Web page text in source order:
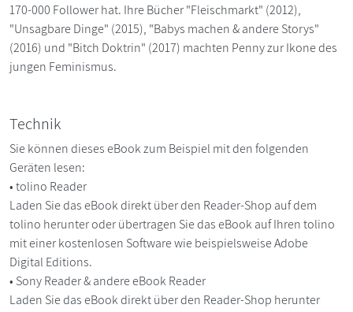
170-000 Follower hat. Ihre Bücher "Fleischmarkt" (2012),
"Unsagbare Dinge" (2015), "Babys machen & andere Storys"
(2016) und "Bitch Doktrin" (2017) machten Penny zur Ikone des
jungen Feminismus.
Technik
Sie können dieses eBook zum Beispiel mit den folgenden
Geräten lesen:
• tolino Reader
Laden Sie das eBook direkt über den Reader-Shop auf dem
tolino herunter oder übertragen Sie das eBook auf Ihren tolino
mit einer kostenlosen Software wie beispielsweise Adobe
Digital Editions.
• Sony Reader & andere eBook Reader
Laden Sie das eBook direkt über den Reader-Shop herunter